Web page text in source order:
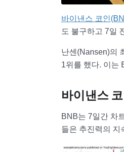
바이낸스 코인
도 불구하고 7일
난센(Nansen)의
1위를 했다. 이는
바이낸스
BNB는 7일간 차
들은 추진력의 지